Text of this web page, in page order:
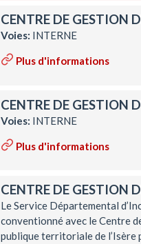
CENTRE DE GESTION
Voies: INTERNE
Plus d'informations
CENTRE DE GESTION
Voies: INTERNE
Plus d'informations
CENTRE DE GESTION
Le Service Départemental
conventionné avec le Centre
publique territoriale de l’Isère